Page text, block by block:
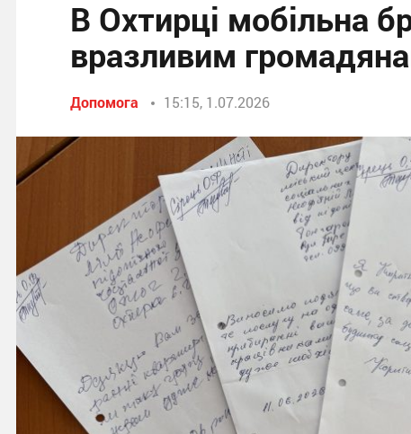
В Охтирці мобільна
вразливим
Допомога 15:15, 1.07.2026